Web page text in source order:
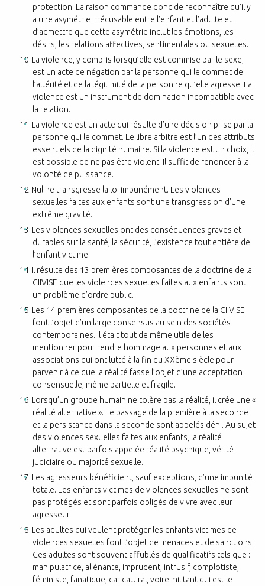
protection. La raison commande donc de reconnaître qu’il y
a une asymétrie irrécusable entre l’enfant et l’adulte et
d’admettre que cette asymétrie inclut les émotions, les
désirs, les relations affectives, sentimentales ou sexuelles.
La violence, y compris lorsqu’elle est commise par le sexe,
est un acte de négation par la personne qui le commet de
l’altérité et de la légitimité de la personne qu’elle agresse. La
violence est un instrument de domination incompatible avec
la relation.
La violence est un acte qui résulte d’une décision prise par la
personne qui le commet. Le libre arbitre est l’un des attributs
essentiels de la dignité humaine. Si la violence est un choix, il
est possible de ne pas être violent. Il suffit de renoncer à la
volonté de puissance.
Nul ne transgresse la loi impunément. Les violences
sexuelles faites aux enfants sont une transgression d’une
extrême gravité.
Les violences sexuelles ont des conséquences graves et
durables sur la santé, la sécurité, l’existence tout entière de
l’enfant victime.
Il résulte des 13 premières composantes de la doctrine de la
CIIVISE que les violences sexuelles faites aux enfants sont
un problème d’ordre public.
Les 14 premières composantes de la doctrine de la CIIVISE
font l’objet d’un large consensus au sein des sociétés
contemporaines. Il était tout de même utile de les
mentionner pour rendre hommage aux personnes et aux
associations qui ont lutté à la fin du XXème siècle pour
parvenir à ce que la réalité fasse l’objet d’une acceptation
consensuelle, même partielle et fragile.
Lorsqu’un groupe humain ne tolère pas la réalité, il crée une «
réalité alternative ». Le passage de la première à la seconde
et la persistance dans la seconde sont appelés déni. Au sujet
des violences sexuelles faites aux enfants, la réalité
alternative est parfois appelée réalité psychique, vérité
judiciaire ou majorité sexuelle.
Les agresseurs bénéficient, sauf exceptions, d’une impunité
totale. Les enfants victimes de violences sexuelles ne sont
pas protégés et sont parfois obligés de vivre avec leur
agresseur.
Les adultes qui veulent protéger les enfants victimes de
violences sexuelles font l’objet de menaces et de sanctions.
Ces adultes sont souvent affublés de qualificatifs tels que :
manipulatrice, aliénante, imprudent, intrusif, complotiste,
féministe, fanatique, caricatural, voire militant qui est le